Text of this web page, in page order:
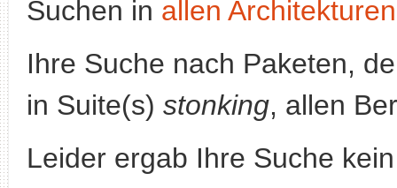
Suchen in allen Architekturen
Ihre Suche nach Paketen,
in Suite(s) stonking, allen
Leider ergab Ihre Suche